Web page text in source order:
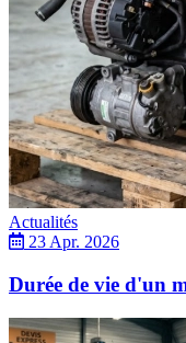
Actualités
23 Apr. 2026
Durée de vie d'un